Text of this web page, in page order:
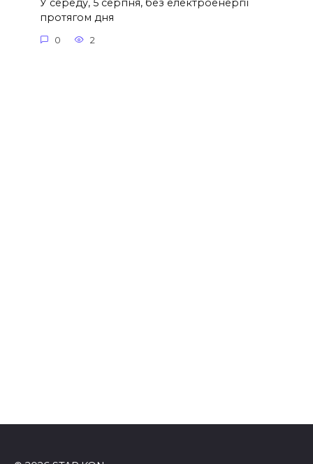
У середу, 5 серпня, без електроенергії
протягом дня
0 2